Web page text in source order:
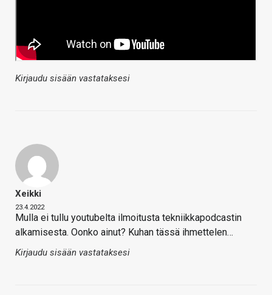
Kirjaudu sisään vastataksesi
Xeikki
23.4.2022
Mulla ei tullu youtubelta ilmoitusta tekniikkapodcastin
alkamisesta. Oonko ainut? Kuhan tässä ihmettelen…
Kirjaudu sisään vastataksesi